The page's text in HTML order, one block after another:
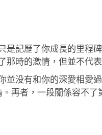
記歷了你成長的里程
時的激情，但並不代
没有和你的深愛相愛
再者，一段關係容不